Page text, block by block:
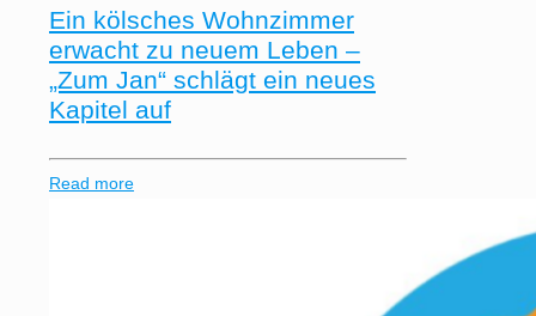
Ein kölsches Wohnzimmer
erwacht zu neuem Leben –
„Zum Jan“ schlägt ein neues
Kapitel auf
Read more